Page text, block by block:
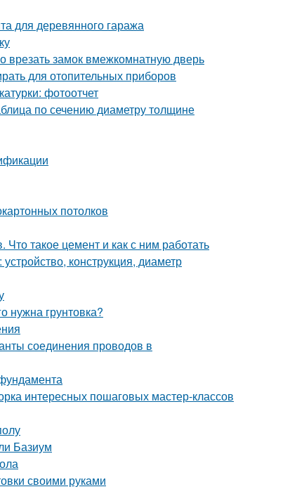
для деревянного гаража
врезать замок вмежкомнатную дверь
для отопительных приборов
фотоотчет
по сечению диаметру толщине
потолков
такое цемент и как с ним работать
конструкция, диаметр
нужна грунтовка?
соединения проводов в
интересных пошаговых мастер-классов
Базиум
своими руками